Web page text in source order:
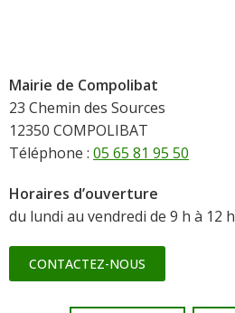
Mairie de Compolibat
23 Chemin des Sources
12350 COMPOLIBAT
Téléphone : 05 65 81 95 50
Horaires d’ouverture
du lundi au vendredi de 9 h à 12 h
CONTACTEZ-NOUS